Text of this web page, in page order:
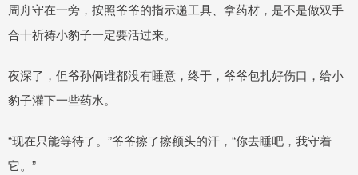
周舟守在一旁，按照爷爷的指示递工具、拿药材，是不是做双手
合十祈祷小豹子一定要活过来。
夜深了，但爷孙俩谁都没有睡意，终于，爷爷包扎好伤口，给小
豹子灌下一些药水。
“现在只能等待了。”爷爷擦了擦额头的汗，“你去睡吧，我守着
它。”